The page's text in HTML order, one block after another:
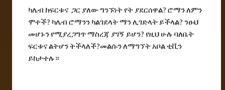
ካሌብ ከፍርቱና ጋር ያለው ግንኙነትየት ያደርሰዋል? ሮማንለምን
ሞተች? ካሌብ ሮማንን ካልገደላትማንሊገድላት ይችላል? ንፁህ
መሆኑንየሚያረጋግጥማስረጃ ያገኝ ይሆን? የዚህ ሁሉ ባለቤት
ፍርቱናልትሆንትችላለች?መልሱንለማግኘትአቦልቲቪን
ይከታተሉ።